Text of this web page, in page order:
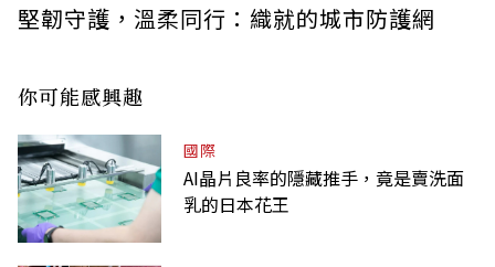
堅韌守護，溫柔同行：織就的城市防護網
你可能感興趣
國際
AI晶片良率的隱藏推手，竟是賣洗面
乳的日本花王